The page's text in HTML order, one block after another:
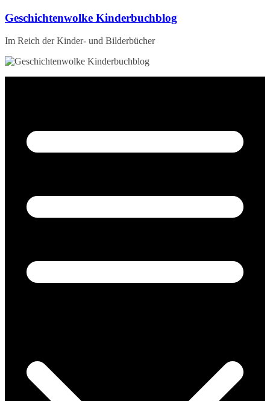
Zum
springen
Geschichtenwolke Kinderbuchblog
Im Reich der Kinder- und Bilderbücher